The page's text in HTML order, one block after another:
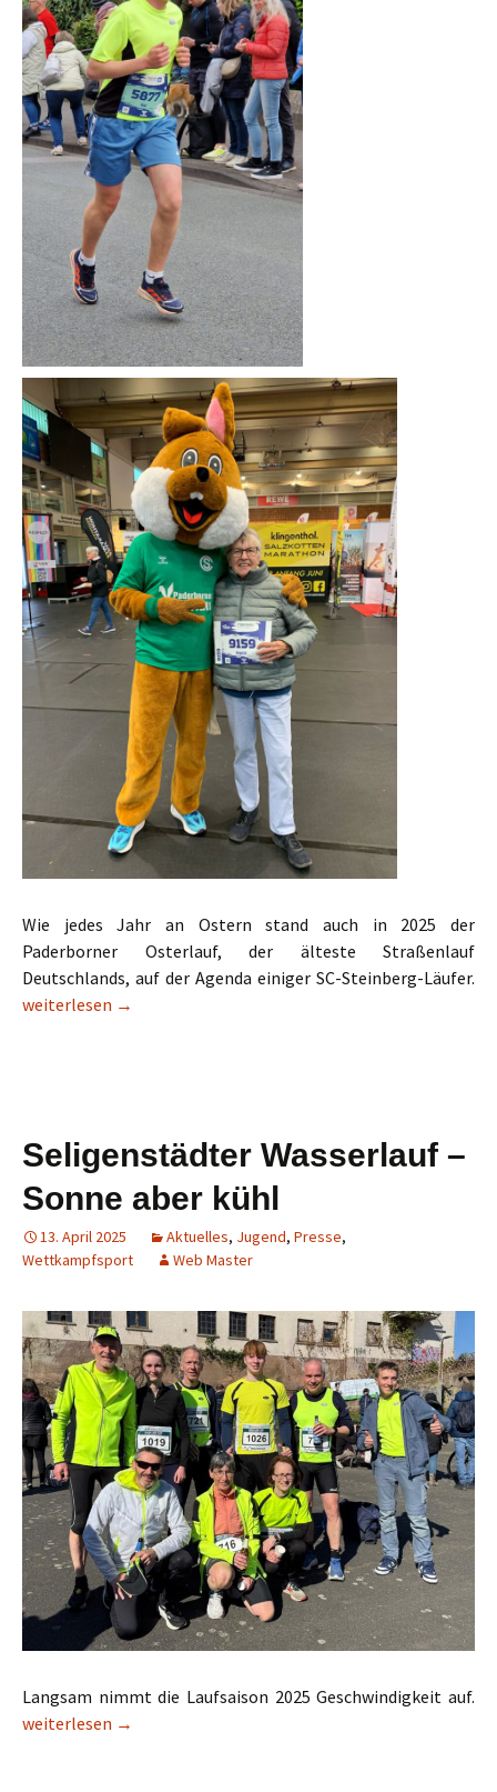
Wie jedes Jahr an Ostern stand auch in 2025 der
Paderborner Osterlauf, der älteste Straßenlauf
Deutschlands, auf der Agenda einiger SC-Steinberg-Läufer.
SC Sextett beim Paderborner Osterlauf
weiterlesen →
Seligenstädter Wasserlauf –
Sonne aber kühl
13. April 2025 Aktuelles, Jugend, Presse,
Wettkampfsport
Web Master
Langsam nimmt die Laufsaison 2025 Geschwindigkeit auf.
Seligenstädter Wasserlauf – Sonne aber kühl
weiterlesen →